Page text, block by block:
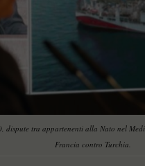
dispute tra appartenenti alla Nato nel
Francia contro Turchia.